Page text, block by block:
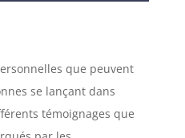
que peuvent
se lançant dans
témoignages que